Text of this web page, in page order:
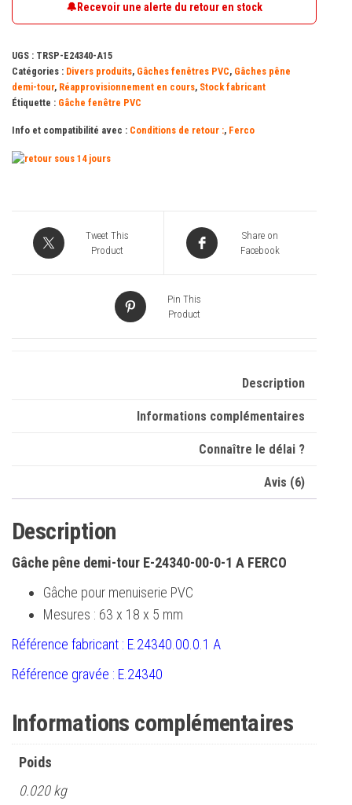
0-
A
FERCO
🔔 Recevoir une alerte du retour en stock
UGS : TRSP-E24340-A15
Catégories : Divers produits, Gâches fenêtres PVC, Gâches pêne
demi-tour, Réapprovisionnement en cours, Stock fabricant
Étiquette : Gâche fenêtre PVC
Info et compatibilité avec : Conditions de retour :, Ferco
Tweet This
Product
Share on
Facebook
Pin This
Product
Description
Informations complémentaires
Connaître le délai ?
Avis (6)
Description
Gâche pêne demi-tour E-24340-00-0-1 A FERCO
Gâche pour menuiserie PVC
Mesures : 63 x 18 x 5 mm
Référence fabricant : E.24340.00.0.1 A
Référence gravée : E.24340
Informations complémentaires
Poids
0.020 kg